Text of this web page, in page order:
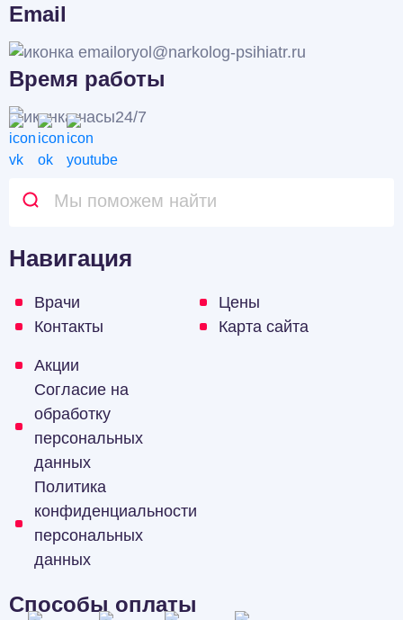
Email
oryol@narkolog-psihiatr.ru
Время работы
24/7
Навигация
Врачи
Цены
Контакты
Карта сайта
Акции
Согласие на
обработку
персональных
данных
Политика
конфиденциальности
персональных
данных
Способы оплаты